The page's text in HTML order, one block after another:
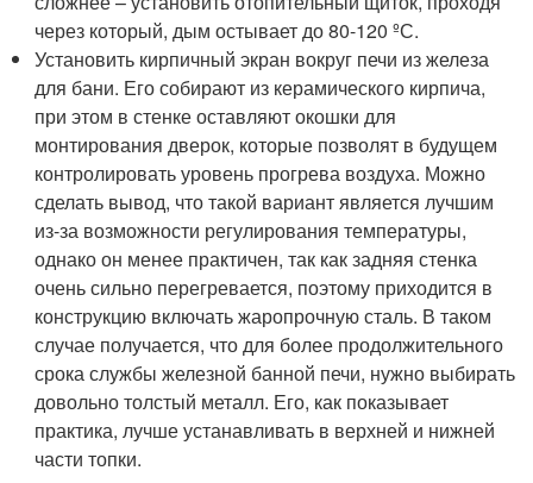
через который, дым остывает до 80-120 ºС.
Установить кирпичный экран вокруг печи из железа
для бани. Его собирают из керамического кирпича,
при этом в стенке оставляют окошки для
монтирования дверок, которые позволят в будущем
контролировать уровень прогрева воздуха. Можно
сделать вывод, что такой вариант является лучшим
из-за возможности регулирования температуры,
однако он менее практичен, так как задняя стенка
очень сильно перегревается, поэтому приходится в
конструкцию включать жаропрочную сталь. В таком
случае получается, что для более продолжительного
срока службы железной банной печи, нужно выбирать
довольно толстый металл. Его, как показывает
практика, лучше устанавливать в верхней и нижней
части топки.